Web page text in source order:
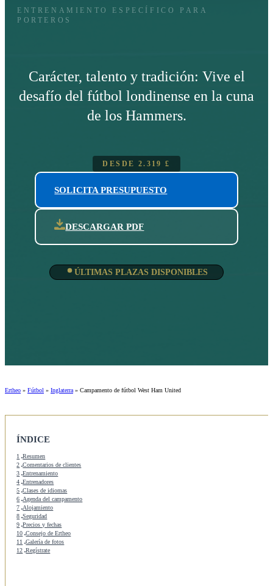
ENTRENAMIENTO ESPECÍFICO PARA
PORTEROS
Carácter, talento y tradición: Vive el
desafío del fútbol londinense en la cuna
de los Hammers.
DESDE 2.319£
SOLICITA PRESUPUESTO
DESCARGAR PDF
ÚLTIMAS PLAZAS DISPONIBLES
Ertheo » Fútbol » Inglaterra » Campamento de fútbol West Ham United
ÍNDICE
1 Resumen
2 Comentarios de clientes
3 Entrenamiento
4 Entrenadores
5 Clases de idiomas
6 Agenda del campamento
7 Alojamiento
8 Seguridad
9 Precios y fechas
10 Consejo de Ertheo
11 Galería de fotos
12 Regístrate